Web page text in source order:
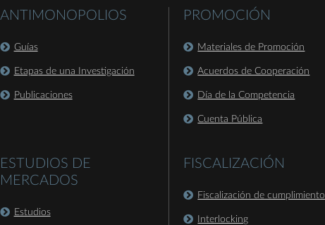
ANTIMONOPOLIOS
Guías
Etapas de una Investigación
Publicaciones
ESTUDIOS DE
MERCADOS
Estudios
PROMOCIÓN
Materiales de Promoción
Acuerdos de Cooperación
Día de la Competencia
Cuenta Pública
FISCALIZACIÓN
Fiscalización de cumplimiento
Interlocking